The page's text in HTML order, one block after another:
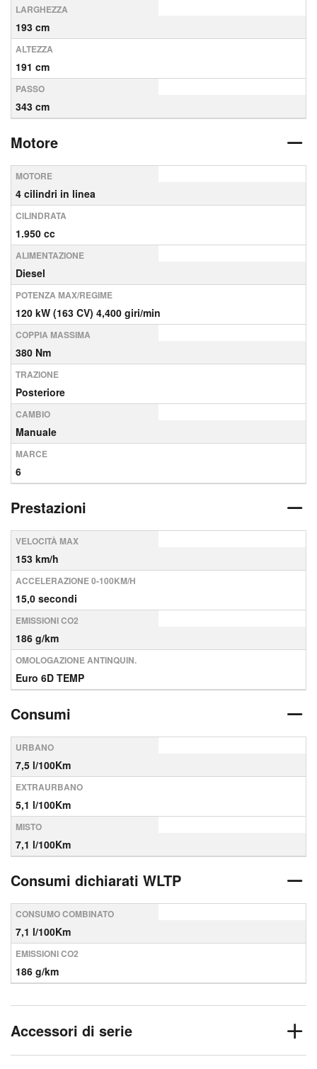
LARGHEZZA
193 cm
ALTEZZA
191 cm
PASSO
343 cm
Motore
MOTORE
4 cilindri in linea
CILINDRATA
1.950 cc
ALIMENTAZIONE
Diesel
POTENZA MAX/REGIME
120 kW (163 CV) 4,400 giri/min
COPPIA MASSIMA
380 Nm
TRAZIONE
Posteriore
CAMBIO
Manuale
MARCE
6
Prestazioni
VELOCITÀ MAX
153 km/h
ACCELERAZIONE 0-100KM/H
15,0 secondi
EMISSIONI CO2
186 g/km
OMOLOGAZIONE ANTINQUIN.
Euro 6D TEMP
Consumi
URBANO
7,5 l/100Km
EXTRAURBANO
5,1 l/100Km
MISTO
7,1 l/100Km
Consumi dichiarati WLTP
CONSUMO COMBINATO
7,1 l/100Km
EMISSIONI CO2
186 g/km
Accessori di serie